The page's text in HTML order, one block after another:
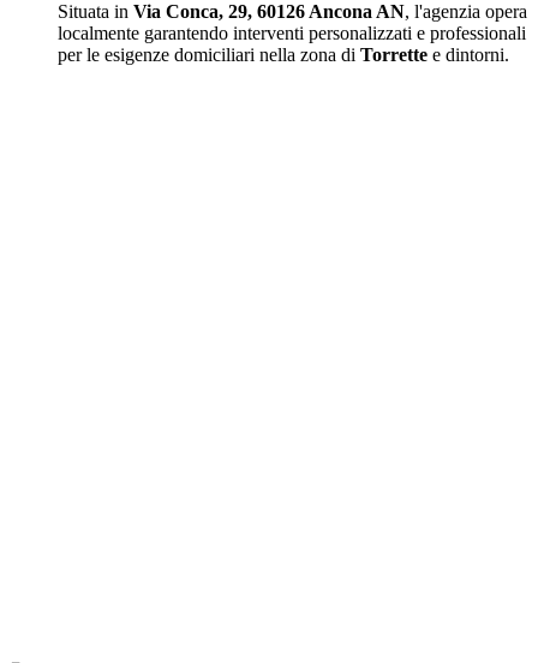
Situata in Via Conca, 29, 60126 Ancona AN, l'agenzia opera
localmente garantendo interventi personalizzati e professionali
per le esigenze domiciliari nella zona di Torrette e dintorni.